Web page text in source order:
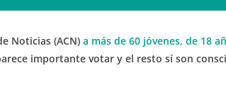
Noticias (ACN) a más de 60 jóvenes, de 18
importante votar y el resto sí son